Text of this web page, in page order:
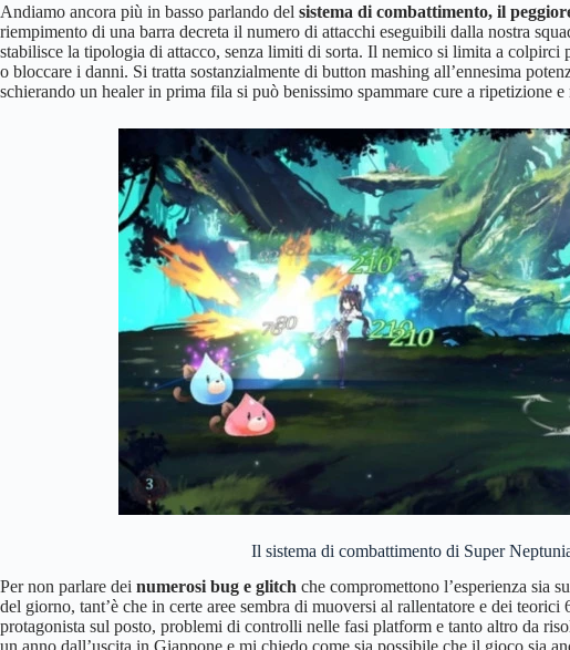
Andiamo ancora più in basso parlando del sistema di combattimento, il
riempimento di una barra decreta il numero di attacchi eseguibili dalla nostra
stabilisce la tipologia di attacco, senza limiti di sorta. Il nemico si limita a colpirci
o bloccare i danni. Si tratta sostanzialmente di button mashing all’ennesima
schierando un healer in prima fila si può benissimo spammare cure a ripetizione
Il sistema di combattimento di Super
Per non parlare dei numerosi bug e glitch che compromettono l’esperienza sia
del giorno, tant’è che in certe aree sembra di muoversi al rallentatore e dei
protagonista sul posto, problemi di controlli nelle fasi platform e tanto altro da